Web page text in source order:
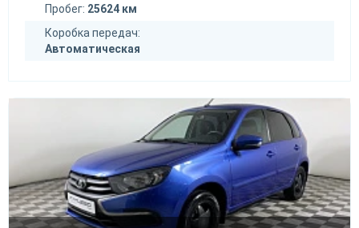
Пробег: 25624 км
Коробка передач:
Автоматическая